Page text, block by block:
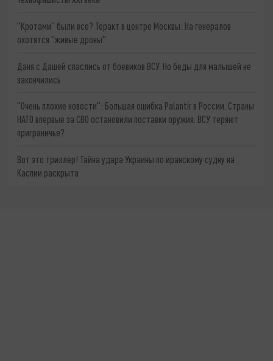
"Кротами" были все? Теракт в центре Москвы: На генералов
охотятся "живые дроны"
Даня с Дашей спаслись от боевиков ВСУ. Но беды для малышей не
закончились
"Очень плохие новости": Большая ошибка Palantir в России. Страны
НАТО впервые за СВО остановили поставки оружия. ВСУ теряют
приграничье?
Вот это триллер! Тайна удара Украины по иранскому судну на
Каспии раскрыта